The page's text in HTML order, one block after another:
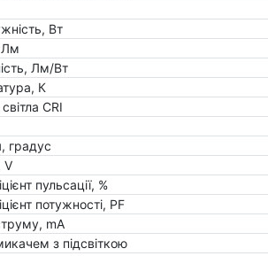
Вт
Лм
Лм/Вт
К
CRI
градус
V
пульсації, %
потужності, PF
mA
з підсвіткою